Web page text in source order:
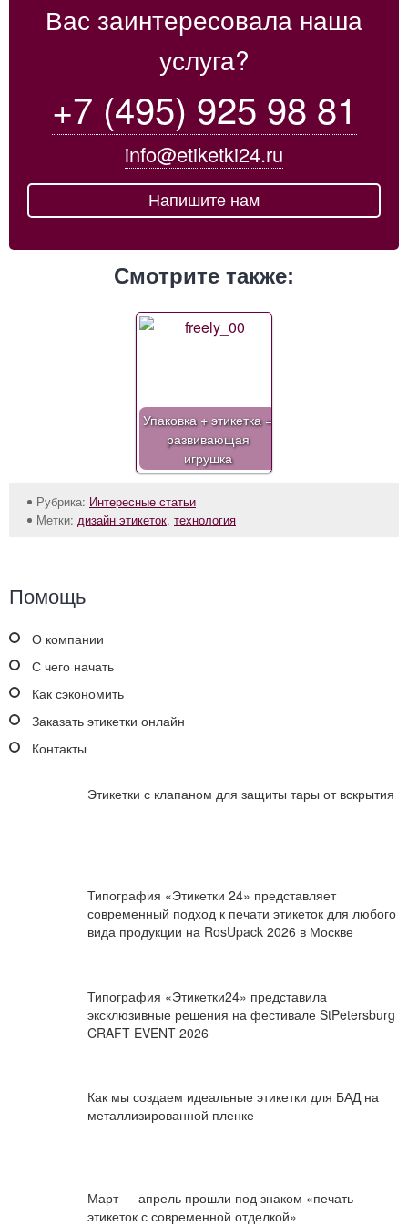
Вас заинтересовала наша
услуга?
+7 (495) 925 98 81
info@etiketki24.ru
Напишите нам
Смотрите также:
Упаковка + этикетка =
развивающая
игрушка
Рубрика: Интересные статьи
Метки: дизайн этикеток, технология
Помощь
О компании
С чего начать
Как сэкономить
Заказать этикетки онлайн
Контакты
Этикетки с клапаном для защиты тары от вскрытия
Типография «Этикетки 24» представляет
современный подход к печати этикеток для любого
вида продукции на RosUpack 2026 в Москве
Типография «Этикетки24» представила
эксклюзивные решения на фестивале StPetersburg
CRAFT EVENT 2026
Как мы создаем идеальные этикетки для БАД на
металлизированной пленке
Март — апрель прошли под знаком «печать
этикеток с современной отделкой»